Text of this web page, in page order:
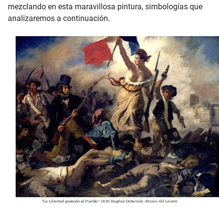
mezclando en esta maravillosa pintura, simbologías que
analizaremos a continuación.